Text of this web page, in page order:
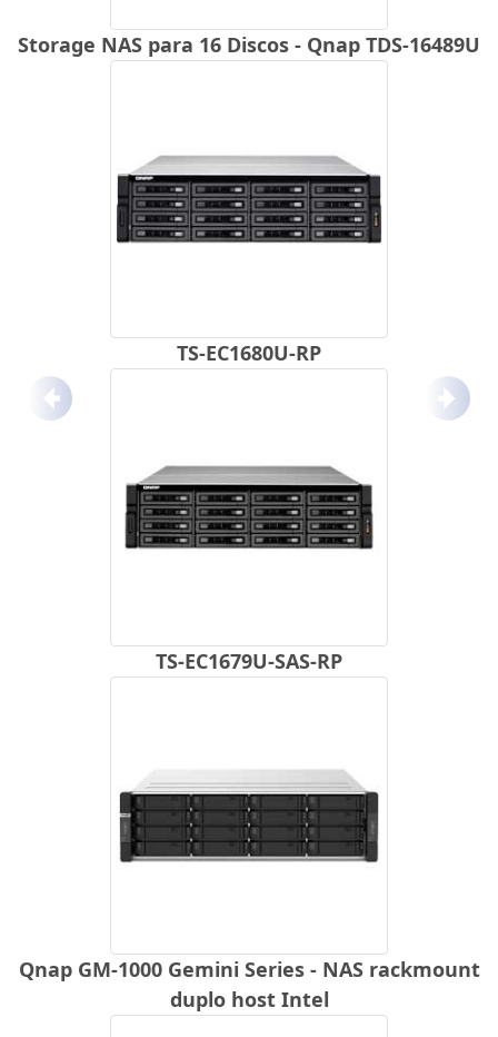
Storage NAS para 16 Discos - Qnap TDS-16489U
TS-EC1680U-RP
TS-EC1679U-SAS-RP
Qnap GM-1000 Gemini Series - NAS rackmount
duplo host Intel
Anterior